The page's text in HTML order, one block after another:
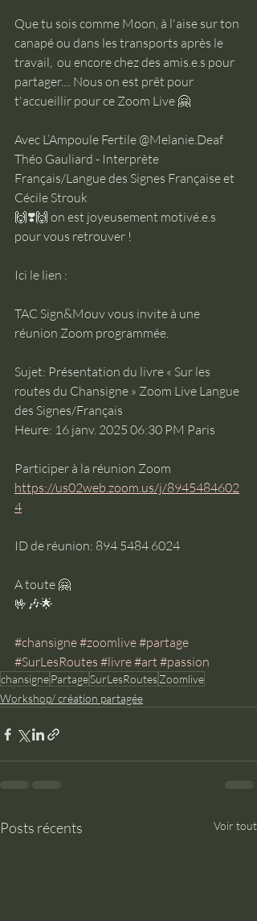
Que tu sois comme Moon, à l'aise sur ton
canapé ou dans les transports après le
travail,  ou encore chez des amis.e.s pour
partager.... Nous on est prêt pour
t'accueillir pour ce Zoom Live 🤗
Avec L’Ampoule Fertile @Melanie.Deaf
Théo Gauliard - Interprète
Français/Langue des Signes Française et
Cécile Strouk
🙌❣️🙌 on est joyeusement motivé.e.s
pour vous retrouver !
Ici le lien :
TAC Sign&Mouv vous invite à une
réunion Zoom programmée.
Sujet: Présentation du livre « Sur les
routes du Chansigne » Zoom Live Langue
des Signes/Français
Heure: 16 janv. 2025 06:30 PM Paris
Participer à la réunion Zoom
https://us02web.zoom.us/j/8945484602
4
ID de réunion: 894 5484 6024
A toute 🤗
🤟🎶🌟
#chansigne#zoomlive#partage
#SurLesRoutes #livre#art #passion
chansignePartageSurLesRoutesZoomlive
Workshop/ création partagée
Posts récents Voir tout